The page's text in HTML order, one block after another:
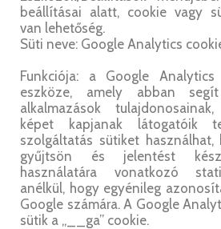
beállításai alatt, cookie vagy
van lehetőség.
Süti neve: Google Analytics
Funkciója: a Google
eszköze, amely abban
alkalmazások
képet kapjanak látogatóik
szolgáltatás sütiket
gyűjtsön és jelentést
használatára vonatkozó
anélkül, hogy egyénileg
Google számára. A Google
sütik a „__ga” cookie.